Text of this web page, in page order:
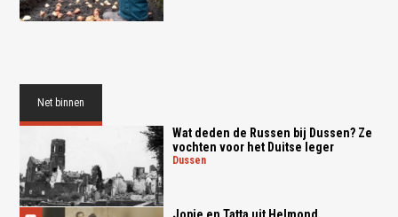
Net binnen
Wat deden de Russen bij Dussen? Ze
vochten voor het Duitse leger
dussen
Jopie en Tatta uit Helmond